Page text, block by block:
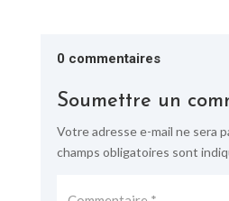
0 commentaires
Soumettre un
Votre adresse e-mail ne sera
champs obligatoires sont